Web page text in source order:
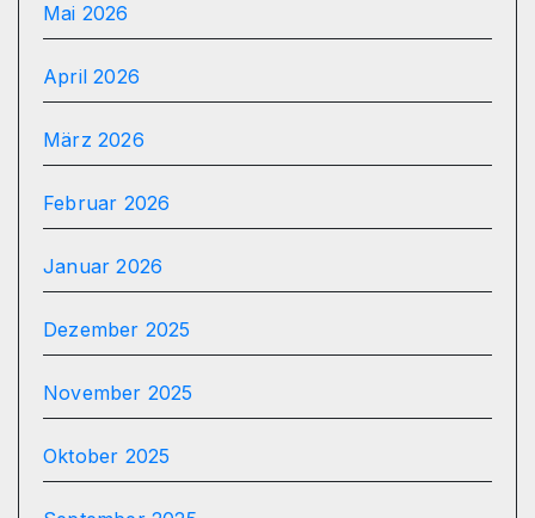
Mai 2026
April 2026
März 2026
Februar 2026
Januar 2026
Dezember 2025
November 2025
Oktober 2025